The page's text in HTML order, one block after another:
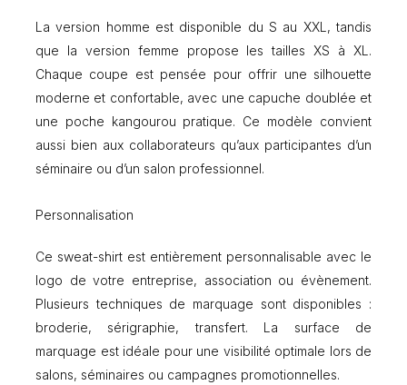
C
La version homme est disponible du S au XXL, tandis
que la version femme propose les tailles XS à XL.
Chaque coupe est pensée pour offrir une silhouette
moderne et confortable, avec une capuche doublée et
une poche kangourou pratique. Ce modèle convient
aussi bien aux collaborateurs qu’aux participantes d’un
séminaire ou d’un salon professionnel.
Personnalisation
Ce sweat-shirt est entièrement personnalisable avec le
logo de votre entreprise, association ou évènement.
Plusieurs techniques de marquage sont disponibles :
broderie, sérigraphie, transfert. La surface de
marquage est idéale pour une visibilité optimale lors de
salons, séminaires ou campagnes promotionnelles.